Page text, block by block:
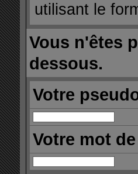
utilisant le
Vous n'êtes
dessous.
Votre
Votre mot